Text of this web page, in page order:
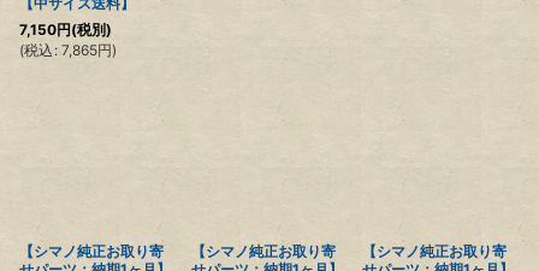
7,150円(税別)
(税込 : 7,865円)
【シマノ純正お取り寄
【シマノ純正お取り寄
【シマノ純正お取り寄